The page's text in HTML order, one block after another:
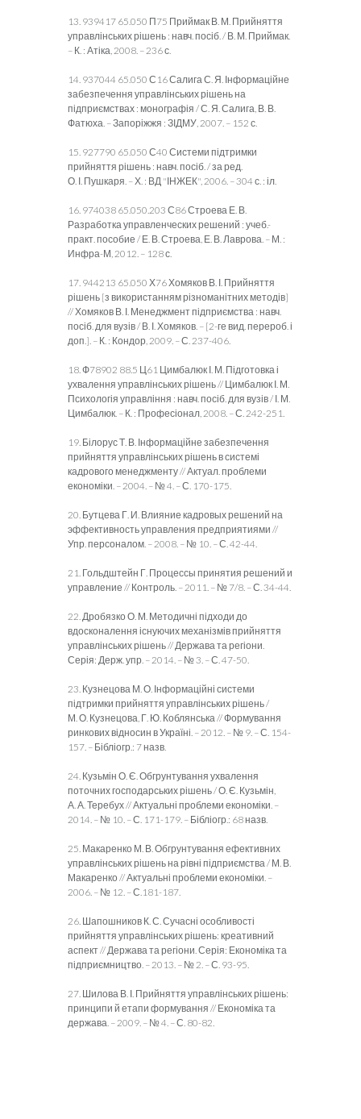
13. 939417 65.050 П75 Приймак В. М. Прийняття
управлінських рішень : навч. посіб. / В. М. Приймак.
– К. : Атіка, 2008. – 236 с.
14. 937044 65.050 С16 Салига С. Я. Інформаційне
забезпечення управлінських рішень на
підприємствах : монографія / С. Я. Салига, В. В.
Фатюха. – Запоріжжя : ЗІДМУ, 2007. – 152 с.
15. 927790 65.050 С40 Системи підтримки
прийняття рішень : навч. посіб. / за ред.
О. І. Пушкаря. – Х. : ВД "ІНЖЕК", 2006. – 304 с. : іл.
16. 974038 65.050.203 С86 Строева Е. В.
Разработка управленческих решений : учеб.-
практ. пособие / Е. В. Строева, Е. В. Лаврова. – М. :
Инфра-М, 2012. – 128 с.
17. 944213 65.050 Х76 Хомяков В. І. Прийняття
рішень [з використанням різноманітних методів]
// Хомяков В. І. Менеджмент підприємства : навч.
посіб. для вузів / В. І. Хомяков. – [2-ге вид. перероб. і
доп.]. – К. : Кондор, 2009. – С. 237-406.
18. Ф78902 88.5 Ц61 Цимбалюк І. М. Підготовка і
ухвалення управлінських рішень // Цимбалюк І. М.
Психологія управління : навч. посіб. для вузів / І. М.
Цимбалюк. – К. : Професіонал, 2008. – С. 242-251.
19. Білорус Т. В. Інформаційне забезпечення
прийняття управлінських рішень в системі
кадрового менеджменту // Актуал. проблеми
економіки. – 2004. – № 4. – С. 170-175.
20. Бутцева Г. И. Влияние кадровых решений на
эффективность управления предприятиями //
Упр. персоналом. – 2008. – № 10. – С. 42-44.
21. Гольдштейн Г. Процессы принятия решений и
управление // Контроль. – 2011. – № 7/8. – С. 34-44.
22. Дробязко О. М. Методичні підходи до
вдосконалення існуючих механізмів прийняття
управлінських рішень // Держава та регіони.
Серія: Держ. упр. – 2014. – № 3. – С. 47-50.
23. Кузнецова М. О. Інформаційні системи
підтримки прийняття управлінських рішень /
М. О. Кузнецова, Г. Ю. Коблянська // Формування
ринкових відносин в Україні. – 2012. – № 9. – С. 154-
157. – Бібліогр.: 7 назв.
24. Кузьмін О. Є. Обгрунтування ухвалення
поточних господарських рішень / О. Є. Кузьмін,
А. А. Теребух // Актуальні проблеми економіки. –
2014. – № 10. – С. 171-179. – Бібліогр.: 68 назв.
25. Макаренко М. В. Обгрунтування ефективних
управлінських рішень на рівні підприємства / М. В.
Макаренко // Актуальні проблеми економіки. –
2006. – № 12. – С.181-187.
26. Шапошников К. С. Сучасні особливості
прийняття управлінських рішень: креативний
аспект // Держава та регіони. Серія: Економіка та
підприємництво. – 2013. – № 2. – С. 93-95.
27. Шилова В. І. Прийняття управлінських рішень:
принципи й етапи формування // Економіка та
держава. – 2009. – № 4. – С. 80-82.